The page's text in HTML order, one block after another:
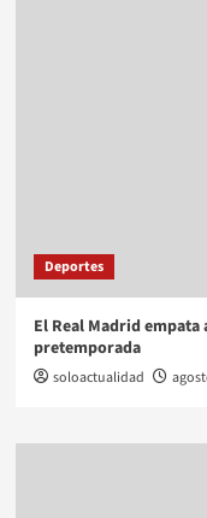
Deportes
El Real Madrid
pretemporada
soloactualidad